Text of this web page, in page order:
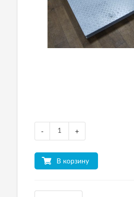
- +
В корзину